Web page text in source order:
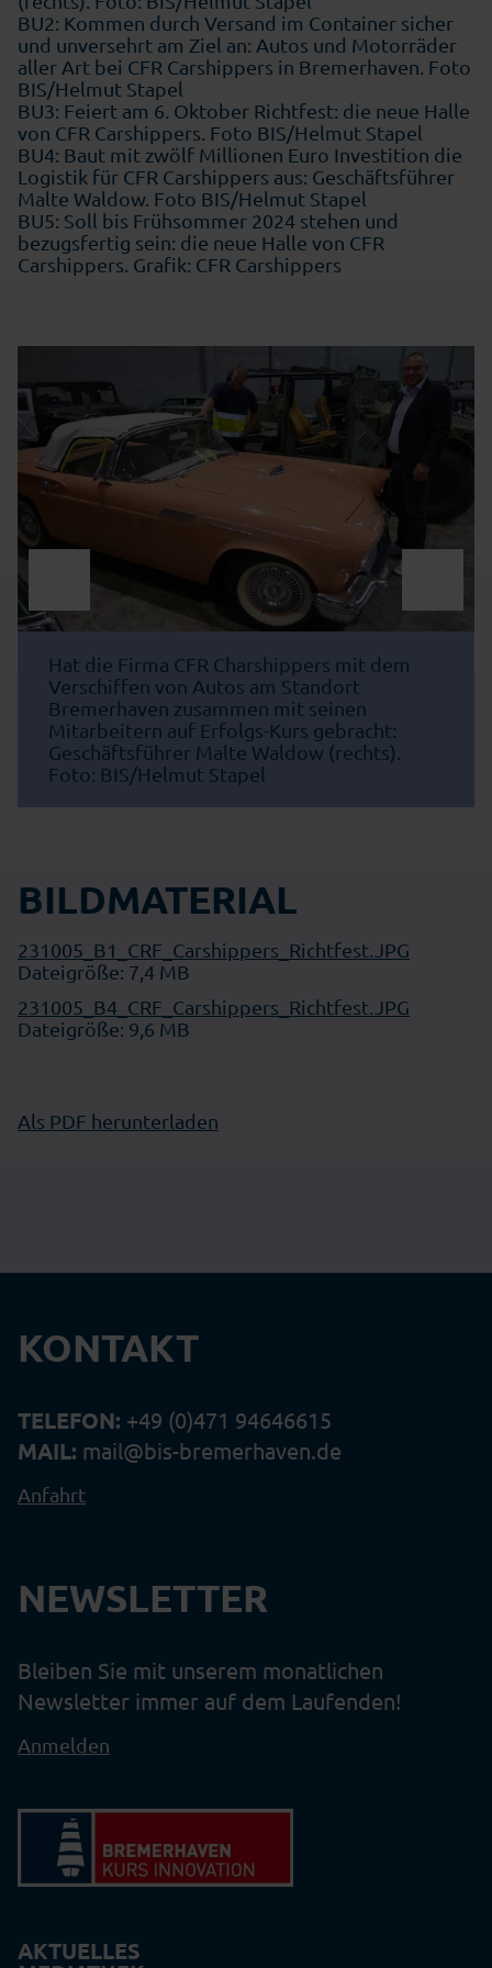
BU2: Kommen durch Versand im Container sicher
und unversehrt am Ziel an: Autos und Motorräder
aller Art bei CFR Carshippers in Bremerhaven. Foto
BIS/Helmut Stapel
BU3: Feiert am 6. Oktober Richtfest: die neue Halle
von CFR Carshippers. Foto BIS/Helmut Stapel
BU4: Baut mit zwölf Millionen Euro Investition die
Logistik für CFR Carshippers aus: Geschäftsführer
Malte Waldow. Foto BIS/Helmut Stapel
BU5: Soll bis Frühsommer 2024 stehen und
bezugsfertig sein: die neue Halle von CFR
Carshippers. Grafik: CFR Carshippers
Hat die Firma CFR Charshippers mit dem
Verschiffen von Autos am Standort
Bremerhaven zusammen mit seinen
Mitarbeitern auf Erfolgs-Kurs gebracht:
Geschäftsführer Malte Waldow (rechts).
Foto: BIS/Helmut Stapel
BILDMATERIAL
231005_B1_CRF_Carshippers_Richtfest.JPG
Dateigröße: 7,4 MB
231005_B4_CRF_Carshippers_Richtfest.JPG
Dateigröße: 9,6 MB
Als PDF herunterladen
KONTAKT
TELEFON: +49 (0)471 94646615
MAIL: mail@bis-bremerhaven.de
Anfahrt
NEWSLETTER
Bleiben Sie mit unserem monatlichen
Newsletter immer auf dem Laufenden!
Anmelden
AKTUELLES